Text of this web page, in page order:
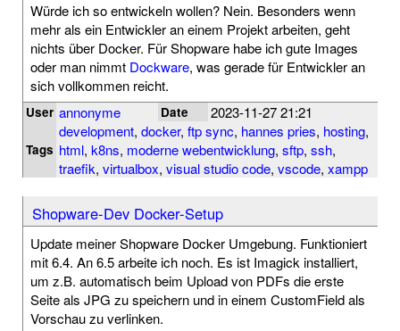
Würde ich so entwickeln wollen? Nein. Besonders wenn
mehr als ein Entwickler an einem Projekt arbeiten, geht
nichts über Docker. Für Shopware habe ich gute Images
oder man nimmt Dockware, was gerade für Entwickler an
sich vollkommen reicht.
User annonyme Date 2023-11-27 21:21
Tags
development, docker, ftp sync, hannes pries, hosting,
html, k8ns, moderne webentwicklung, sftp, ssh,
traefik, virtualbox, visual studio code, vscode, xampp
Shopware-Dev Docker-Setup
Update meiner Shopware Docker Umgebung. Funktioniert
mit 6.4. An 6.5 arbeite ich noch. Es ist Imagick installiert,
um z.B. automatisch beim Upload von PDFs die erste
Seite als JPG zu speichern und in einem CustomField als
Vorschau zu verlinken.